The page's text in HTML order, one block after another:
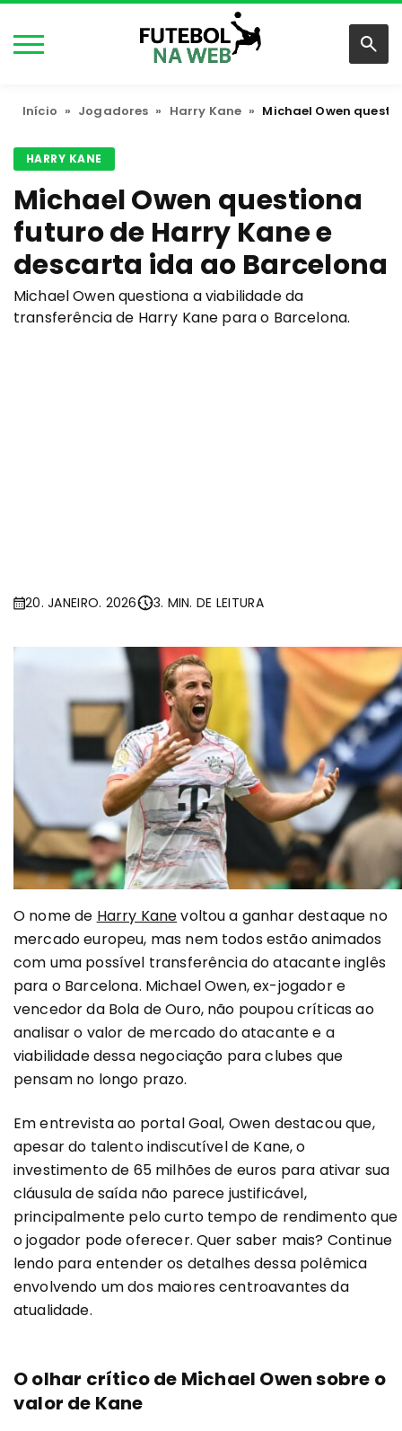
Início » Jogadores » Harry Kane » Michael Owen
HARRY KANE
Michael Owen questiona
futuro de Harry Kane e
descarta ida ao Barcelona
Michael Owen questiona a viabilidade da
transferência de Harry Kane para o Barcelona.
20. JANEIRO. 2026 3. MIN. DE LEITURA
O nome de Harry Kanevoltou a ganhar destaque no
mercado europeu, mas nem todos estão animados
com uma possível transferência do atacante inglês
para o Barcelona. Michael Owen, ex-jogador e
vencedor da Bola de Ouro, não poupou críticas ao
analisar o valor de mercado do atacante e a
viabilidade dessa negociação para clubes que
pensam no longo prazo.
Em entrevista ao portal Goal, Owen destacou que,
apesar do talento indiscutível de Kane, o
investimento de 65 milhões de euros para ativar sua
cláusula de saída não parece justificável,
principalmente pelo curto tempo de rendimento que
o jogador pode oferecer. Quer saber mais? Continue
lendo para entender os detalhes dessa polêmica
envolvendo um dos maiores centroavantes da
atualidade.
O olhar crítico de Michael Owen sobre o
valor de Kane